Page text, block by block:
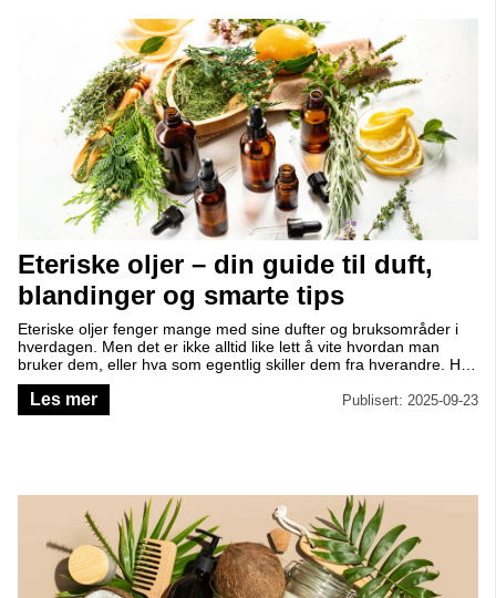
Eteriske oljer – din guide til duft,
blandinger og smarte tips
Eteriske oljer fenger mange med sine dufter og bruksområder i
hverdagen. Men det er ikke alltid like lett å vite hvordan man
bruker dem, eller hva som egentlig skiller dem fra hverandre. Her
får du svar på de vanligste spørsmålene – enkelt og inspirerende
forklart.
Les mer Publisert: 2025-09-23